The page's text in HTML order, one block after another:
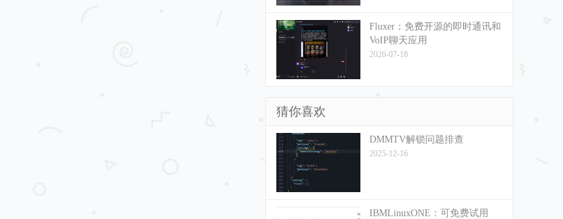
Fluxer：免费开源的即时通讯和
VoIP聊天应用
2026-07-18
猜你喜欢
DMMTV解锁问题排查
2025-12-16
IBMLinuxONE：可免费试用